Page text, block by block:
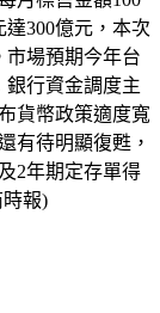
達300億元，本次
市場預期今年台
銀行資金調度主
貨幣政策適度寬
有待明顯復甦，
2年期定存單得
報)